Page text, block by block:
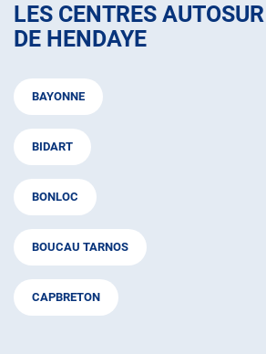
LES CENTRES
DE HENDAYE
BAYONNE
BIDART
BONLOC
BOUCAU TARNOS
CAPBRETON